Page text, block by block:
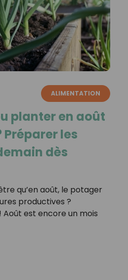
ALIMENTATION
planter en août
les
dès
qu’en août, le potager
productives ?
est encore un mois